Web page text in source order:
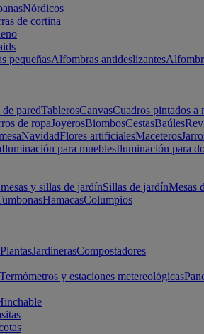
Nórdicos
de cortina
pequeñasAlfombras antideslizantes
paredTablerosCanvasCuadros pintados a
de ropaJoyerosBiombosCestasBaúles
NavidadFlores artificialesMaceteros
Iluminación para mueblesIluminación para
y sillas de jardínSillas de jardínMesas
HamacasColumpios
PlantasJardinerasCompostadores
Termómetros y estaciones metereológicas